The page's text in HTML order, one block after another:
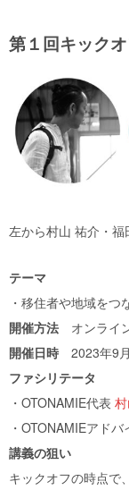
第１回キック
左から村山 祐介・福
テーマ
・移住者や地域をつ
開催方法 オンライ
開催日時 2023年9
ファシリテータ
・OTONAMIE代表
・OTONAMIEアドバ
講義の狙い
キックオフの時点で